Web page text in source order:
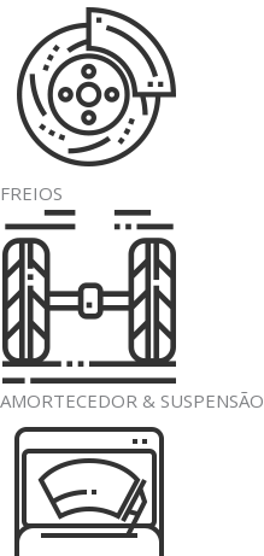
FREIOS
AMORTECEDOR & SUSPENSÃO